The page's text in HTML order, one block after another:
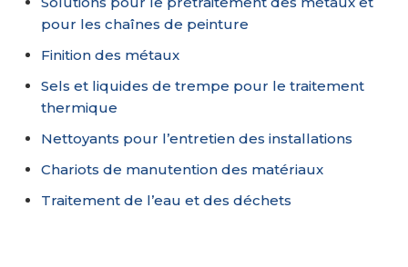
pour les chaînes de peinture
Finition des métaux
Sels et liquides de trempe pour le traitement
thermique
Nettoyants pour l’entretien des installations
Chariots de manutention des matériaux
Traitement de l’eau et des déchets